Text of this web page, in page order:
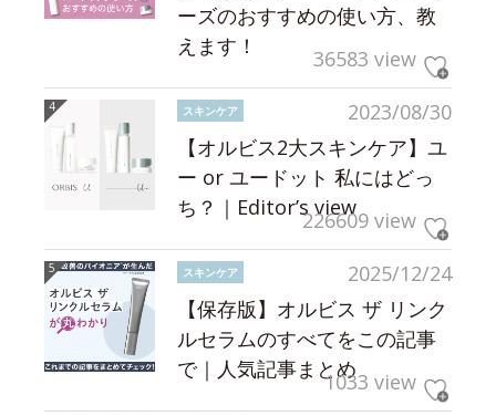
ーズのおすすめの使い方、教
えます！
36583 view
2023/08/30
スキンケア
【オルビス2大スキンケア】ユ
ー or ユードット 私にはどっ
ち？｜Editor’s view226609 view
2025/12/24
スキンケア
【保存版】オルビス ザ リンク
ルセラムのすべてをこの記事
で｜人気記事まとめ1033 view